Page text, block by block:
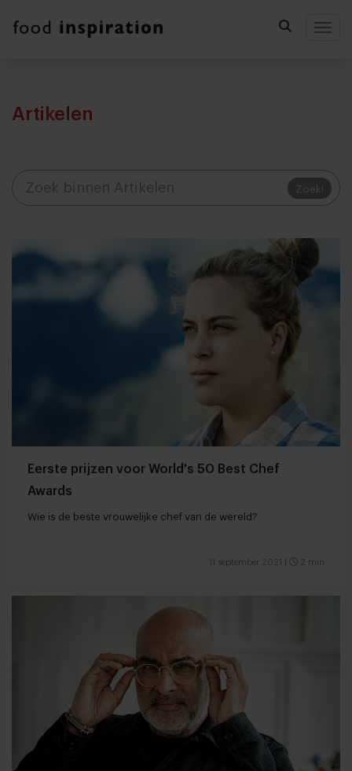
Artikelen
Zoek!
Eerste prijzen voor World's 50 Best Chef
Awards
Wie is de beste vrouwelijke chef van de wereld?
11 september 2021 2 min